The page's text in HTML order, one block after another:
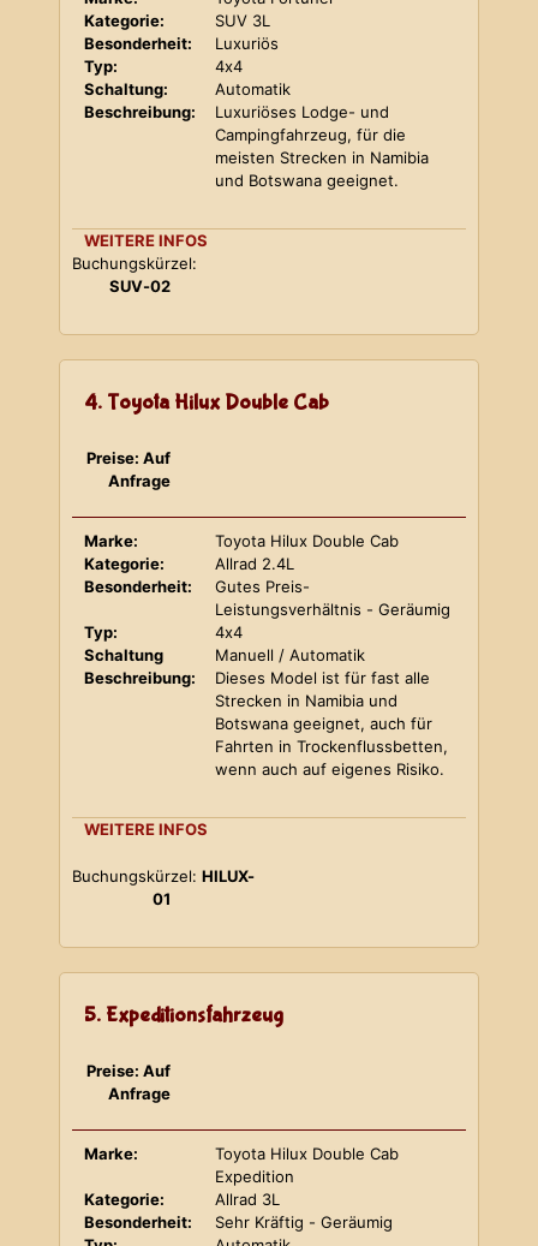
Kategorie:
SUV 3L
Besonderheit:
Luxuriös
Typ:
4x4
Schaltung:
Automatik
Beschreibung:
Luxuriöses Lodge- und
Campingfahrzeug, für die
meisten Strecken in Namibia
und Botswana geeignet.
WEITERE INFOS
Buchungskürzel:
SUV-02
4. Toyota Hilux Double Cab
Preise: Auf
Anfrage
Marke:
Toyota Hilux Double Cab
Kategorie:
Allrad 2.4L
Besonderheit:
Gutes Preis-
Leistungsverhältnis - Geräumig
Typ:
4x4
Schaltung
Manuell / Automatik
Beschreibung:
Dieses Model ist für fast alle
Strecken in Namibia und
Botswana geeignet, auch für
Fahrten in Trockenflussbetten,
wenn auch auf eigenes Risiko.
WEITERE INFOS
Buchungskürzel: HILUX-
01
5. Expeditionsfahrzeug
Preise: Auf
Anfrage
Marke:
Toyota Hilux Double Cab
Expedition
Kategorie:
Allrad 3L
Besonderheit:
Sehr Kräftig - Geräumig